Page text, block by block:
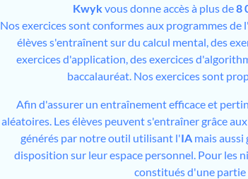
Kwykvous donne accès à plus de8
Nos exercices sont conformes aux programmes de l'
élèves s'entraînent sur du calcul mental, des
exercices d'application, des exercices
baccalauréat. Nos exercices sont
Afin d'assurer un entraînement efficace et
aléatoires. Les élèves peuvent s'entraîner grâce
générés par notre outil utilisant l'IAmais aussi
disposition sur leur espace personnel. Pour les
constitués d'une